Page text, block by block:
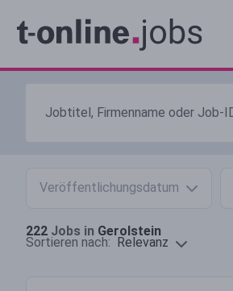
Veröffentlichungsdatum
222 Jobs in Gerolstein
Sortieren nach: Relevanz